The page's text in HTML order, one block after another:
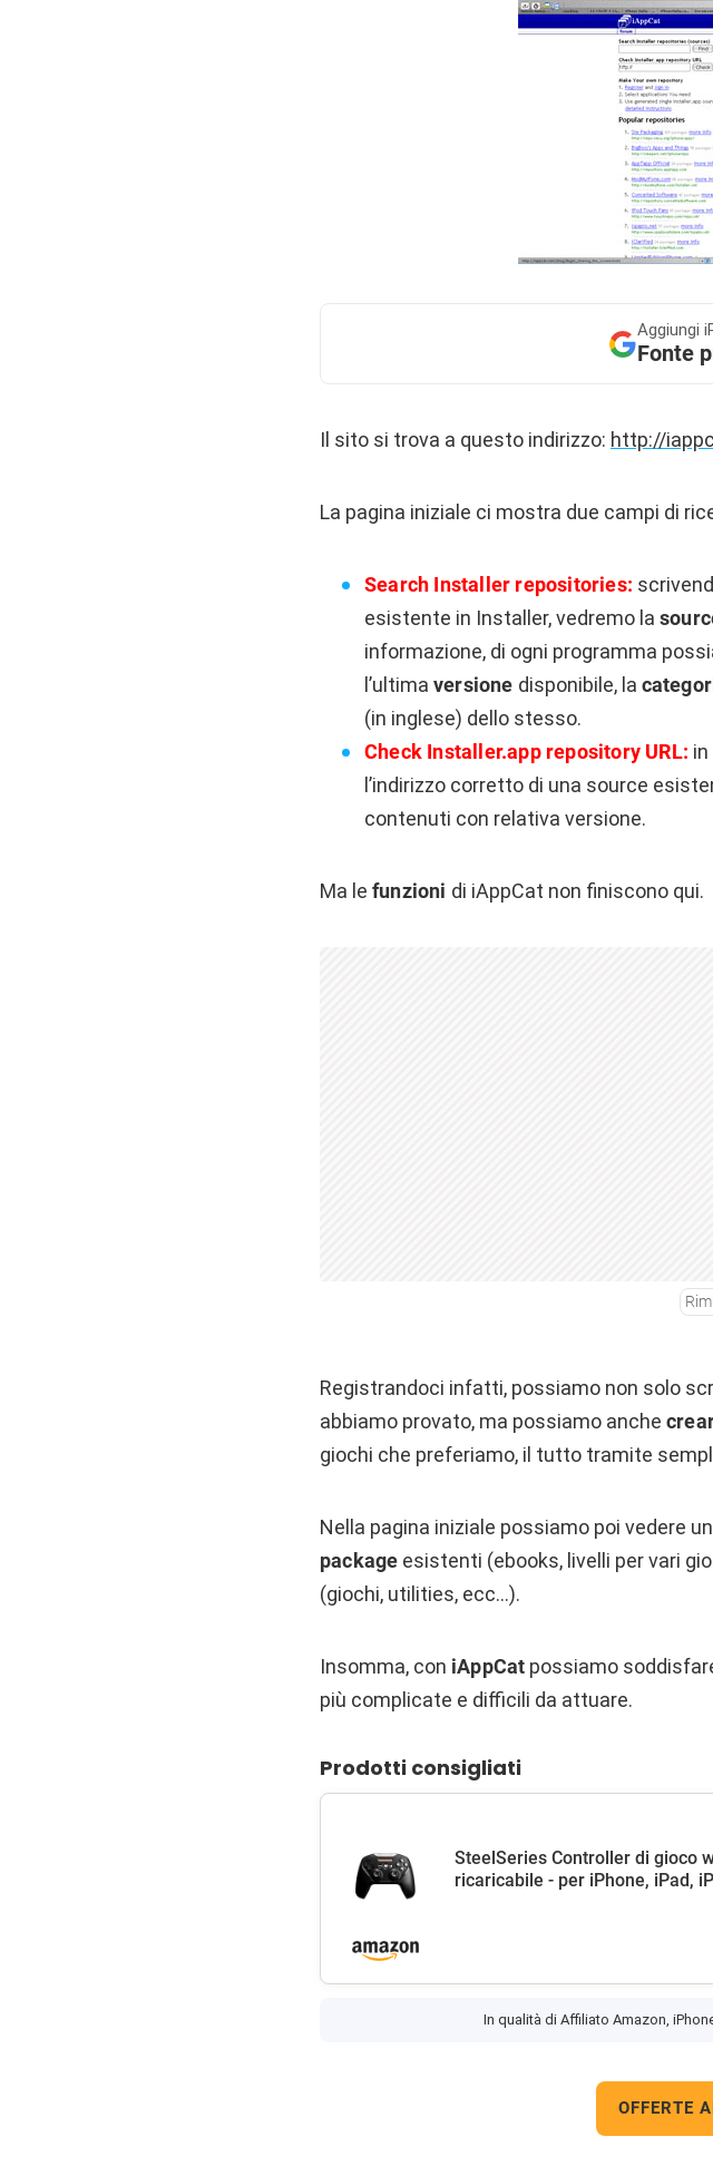
Aggiungi
Fonte
Il sito si trova a questo indirizzo: http://
La pagina iniziale ci mostra due campi di
Search Installer repositories:
esistente in Installer, vedremo la
informazione, di ogni programma
l’ultima versione disponibile, la
(in inglese) dello stesso.
Check Installer.app repository URL:
l’indirizzo corretto di una source
contenuti con relativa versione.
Ma le funzioni di iAppCat non finiscono qui.
Registrandoci infatti, possiamo non solo
abbiamo provato, ma possiamo anche
giochi che preferiamo, il tutto tramite
Nella pagina iniziale possiamo poi vedere
package esistenti (ebooks, livelli per vari
(giochi, utilities, ecc…).
Insomma, con iAppCat possiamo
più complicate e difficili da attuare.
Prodotti consigliati
SteelSeries Controller di gioco
ricaricabile - per iPhone, iPad,
In qualità di Affiliato Amazon,
OFFERTE